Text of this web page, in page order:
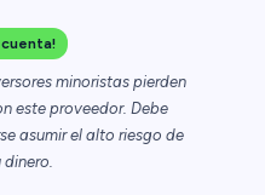
cuenta!
minoristas pierden
este proveedor. Debe
asumir el alto riesgo de
dinero.